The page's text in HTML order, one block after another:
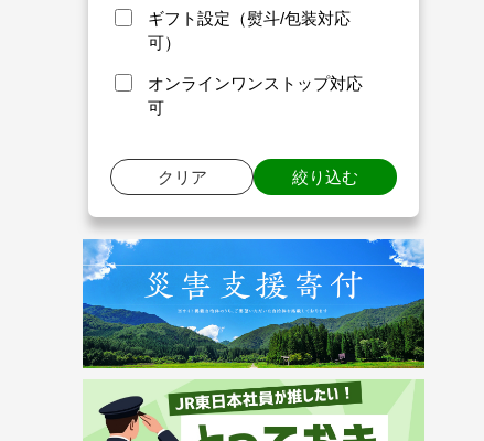
ギフト設定（熨斗/包装対応
可）
オンラインワンストップ対応
可
クリア 絞り込む